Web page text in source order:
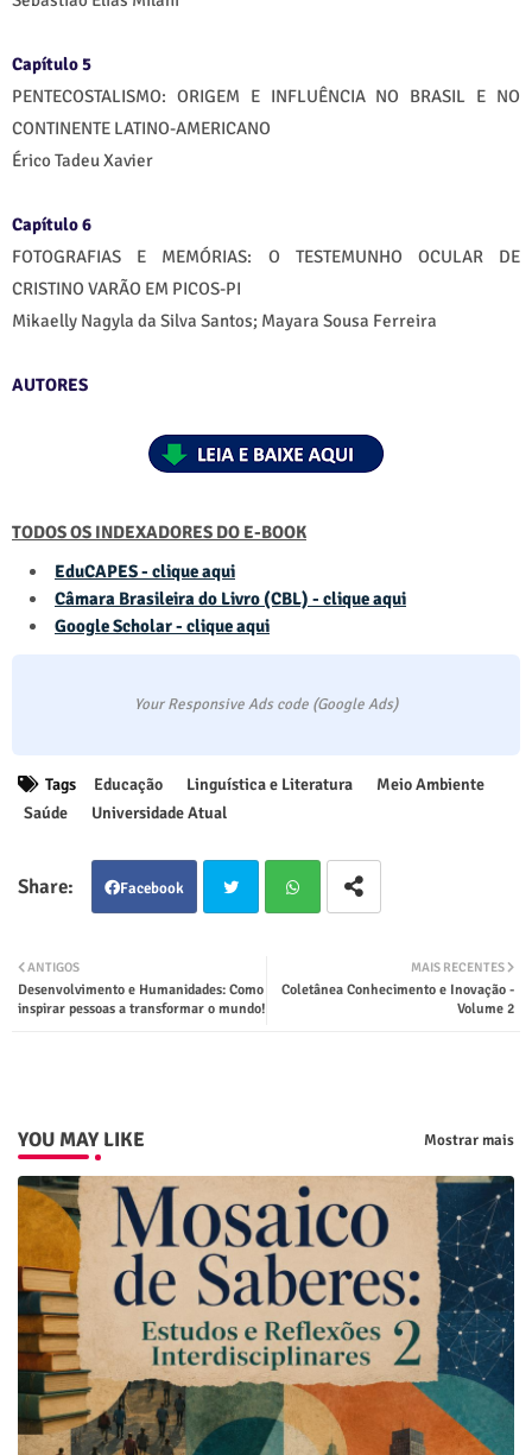
Capítulo 5
PENTECOSTALISMO: ORIGEM E INFLUÊNCIA NO BRASIL E NO
CONTINENTE LATINO-AMERICANO
Érico Tadeu Xavier
Capítulo 6
FOTOGRAFIAS E MEMÓRIAS: O TESTEMUNHO OCULAR DE
CRISTINO VARÃO EM PICOS-PI
Mikaelly Nagyla da Silva Santos; Mayara Sousa Ferreira
AUTORES
TODOS OS INDEXADORES DO E-BOOK
EduCAPES - clique aqui
Câmara Brasileira do Livro (CBL) - clique aqui
Google Scholar - clique aqui
Your Responsive Ads code (Google Ads)
Tags Educação Linguística e Literatura
Meio Ambiente
Saúde
Universidade Atual
Facebook
ter tsap
MAIS RECENTES
Coletânea Conhecimento e Inovação -
Volume 2
ANTIGOS
Desenvolvimento e Humanidades: Como
inspirar pessoas a transformar o mundo!
YOU MAY LIKE Mostrar mais